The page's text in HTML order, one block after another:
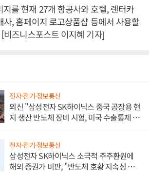
를 현재 27개 항공사와 호텔, 렌터카
사, 홈페이지 로고상품샵 등에서 사용할
비즈니스포스트 이지혜 기자]
전자·전기·정보통신
외신 "삼성전자 SK하이닉스 중국 공장용 현
지 생산 반도체 장비 시험, 미국 수출통제 대
전자·전기·정보통신
삼성전자 SK하이닉스 소극적 주주환원에
해외 증권가 비판, "반도체 호황 지속성 의